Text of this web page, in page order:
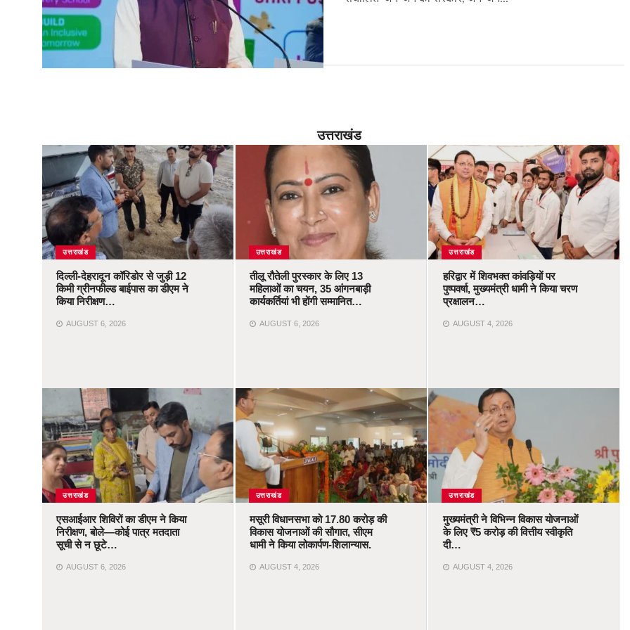
उत्तराखंड
उत्तराखंड
दिल्ली-देहरादून कॉरिडोर से जुड़ी 12
किमी ग्रीनफील्ड बाईपास का डीएम ने
किया निरीक्षण…
AUGUST 6, 2026
उत्तराखंड
एसआईआर शिविरों का डीएम ने किया
निरीक्षण, बोले—कोई पात्र मतदाता
सूची से न छूटे…
AUGUST 6, 2026
उत्तराखंड
तीलू रौतेली पुरस्कार के लिए 13
महिलाओं का चयन, 35 आंगनबाड़ी
कार्यकर्तियां भी होंगी सम्मानित…
AUGUST 6, 2026
उत्तराखंड
मसूरी विधानसभा को 17.80 करोड़ की
विकास योजनाओं की सौगात, सीएम
धामी ने किया लोकार्पण-शिलान्यास.
AUGUST 4, 2026
उत्तराखंड
हरिद्वार में शिवभक्त कांवड़ियों पर
पुष्पवर्षा, मुख्यमंत्री धामी ने किया चरण
प्रक्षालन…
AUGUST 4, 2026
उत्तराखंड
मुख्यमंत्री ने विभिन्न विकास योजनाओं
के लिए ₹5 करोड़ की वित्तीय स्वीकृति
दी…
AUGUST 4, 2026